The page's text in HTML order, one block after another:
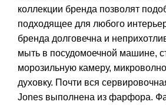
коллекции бренда позволят
подходящее для любого
бренда долговечна и
мыть в посудомоечной машине,
морозильную камеру,
духовку. Почти вся
Jones выполнена из фарфора.